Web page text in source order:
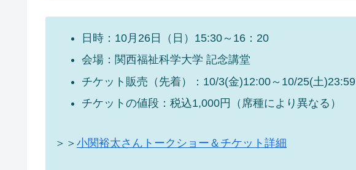
日時：10月26日（日）15:30～16：20
会場：関西福祉科学大学 記念講堂
チケット販売（先着）：10/3(金)12:00～10/25(土)23:59
チケットの値段：税込1,000円（席種により異なる）
＞＞ 小関裕太さんトークショー＆チケット詳細